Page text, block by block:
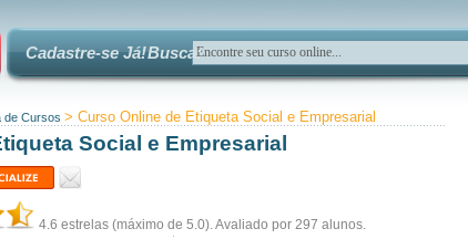
Cadastre-se Já!Busca:
de Cursos > Curso Online de Etiqueta Social e Empresarial
Social e Empresarial
4.6 estrelas (máximo de 5.0). Avaliado por 297 alunos.